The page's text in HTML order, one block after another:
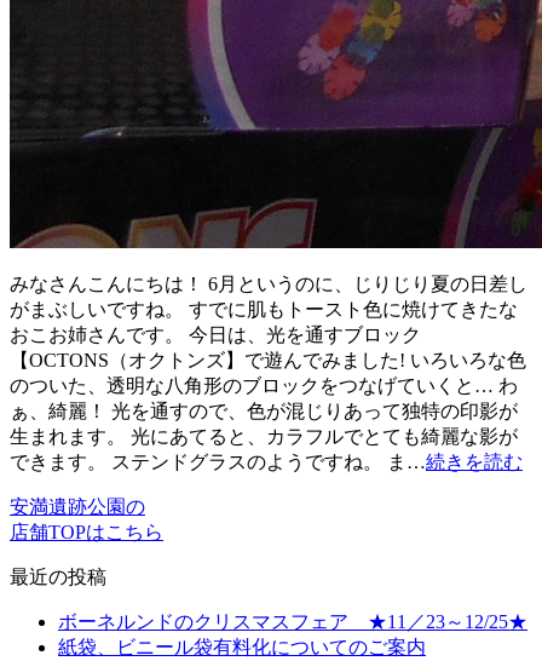
みなさんこんにちは！ 6月というのに、じりじり夏の日差し
がまぶしいですね。 すでに肌もトースト色に焼けてきたな
おこお姉さんです。 今日は、光を通すブロック
【OCTONS（オクトンズ】で遊んでみました! いろいろな色
のついた、透明な八角形のブロックをつなげていくと… わ
ぁ、綺麗！ 光を通すので、色が混じりあって独特の印影が
生まれます。 光にあてると、カラフルでとても綺麗な影が
できます。 ステンドグラスのようですね。 ま…続きを読む
安満遺跡公園の
店舗TOPはこちら
最近の投稿
ボーネルンドのクリスマスフェア ★11／23～12/25★
紙袋、ビニール袋有料化についてのご案内